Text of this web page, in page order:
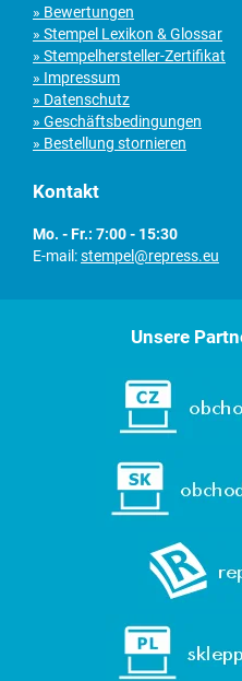
» Bewertungen
» Stempel Lexikon & Glossar
» Stempelhersteller-Zertifikat
» Impressum
» Datenschutz
» Geschäftsbedingungen
» Bestellung stornieren
Kontakt
Mo. - Fr.: 7:00 - 15:30
E-mail:stempel@repress.eu
Unsere